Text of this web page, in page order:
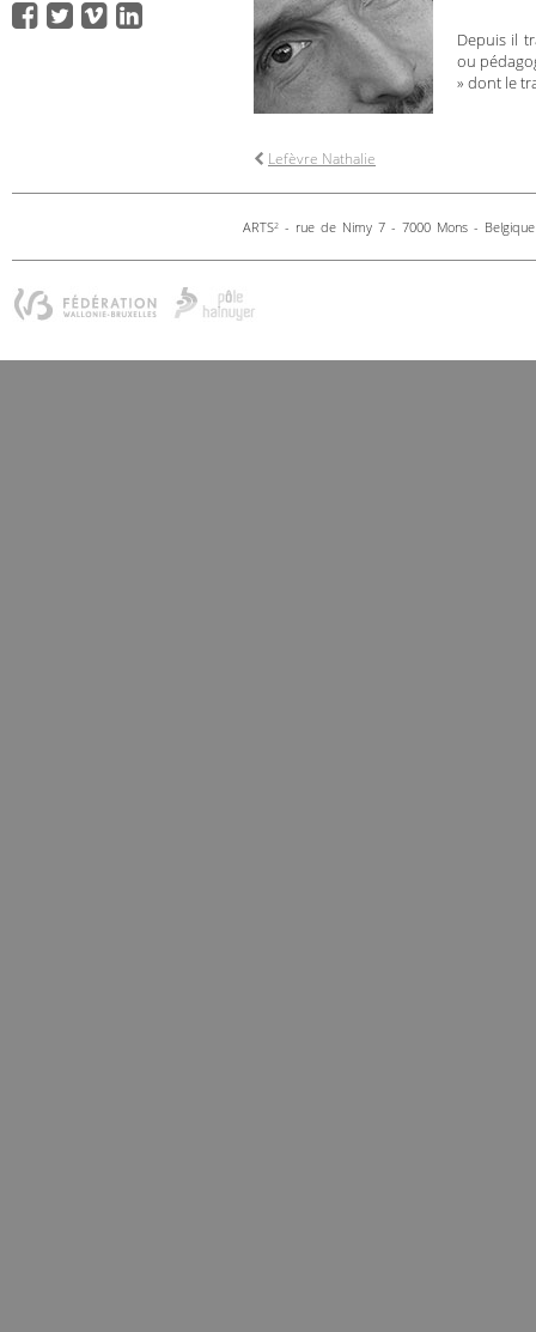
Depuis il
ou
» dont le
Lefèvre Nathalie
ARTS2 - rue de Nimy 7 - 7000 Mons -